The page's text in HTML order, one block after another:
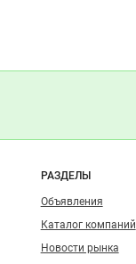
РАЗДЕЛЫ
Объявления
Каталог компаний
Новости рынка